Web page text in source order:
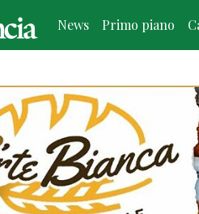
News Primo piano